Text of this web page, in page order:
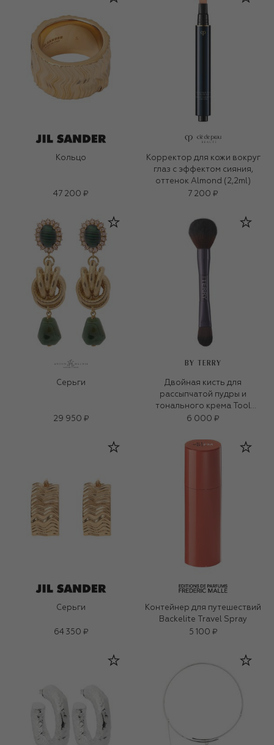
Кольцо
47 200 ₽
Корректор для кожи вокруг
глаз с эффектом сияния,
оттенок Almond (2,2ml)
7 200 ₽
Серьги
29 950 ₽
BY TERRY
Двойная кисть для
рассыпчатой пудры и
тонального крема Tool
Expert Dual-Ended Brush
6 000 ₽
Серьги
64 350 ₽
Контейнер для путешествий
Backelite Travel Spray
5 100 ₽